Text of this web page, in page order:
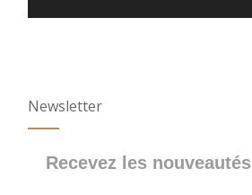
Newsletter
Recevez les nouveautés